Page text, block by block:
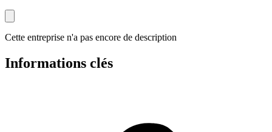
Cette entreprise n'a pas encore de description
Informations clés